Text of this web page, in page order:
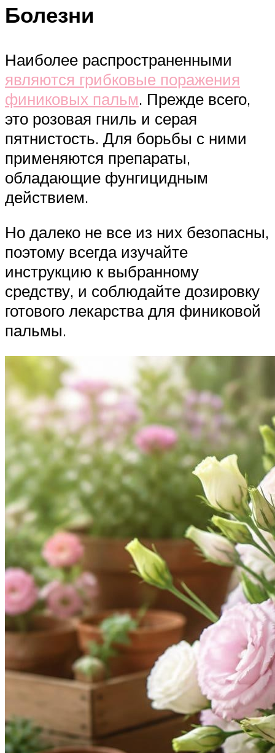
Болезни
Наиболее распространенными
являются грибковые поражения
финиковых пальм. Прежде всего,
это розовая гниль и серая
пятнистость. Для борьбы с ними
применяются препараты,
обладающие фунгицидным
действием.
Но далеко не все из них безопасны,
поэтому всегда изучайте
инструкцию к выбранному
средству, и соблюдайте дозировку
готового лекарства для финиковой
пальмы.